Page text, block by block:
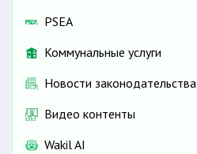
PSEA
Коммунальные услуги
Новости законодательства
Видео контенты
Wakil AI